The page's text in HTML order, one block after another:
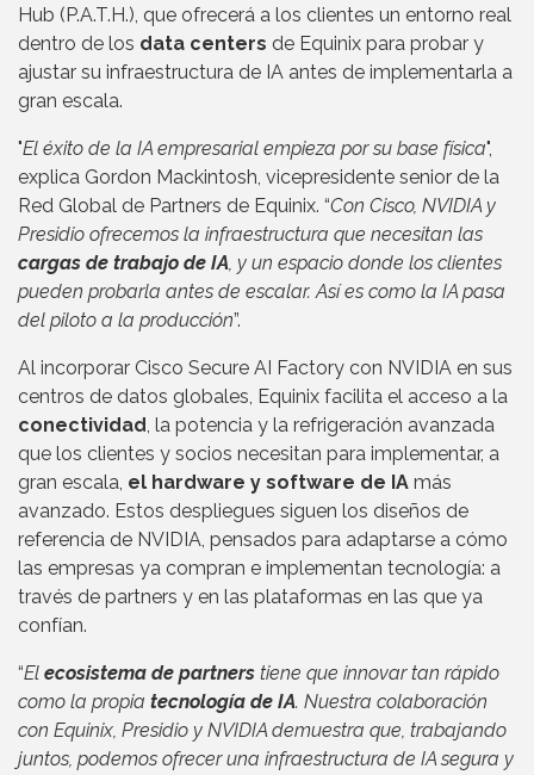
Hub (P.A.T.H.), que ofrecerá a los clientes un entorno real
dentro de los data centers de Equinix para probar y
ajustar su infraestructura de IA antes de implementarla a
gran escala.
"El éxito de la IA empresarial empieza por su base física",
explica Gordon Mackintosh, vicepresidente senior de la
Red Global de Partners de Equinix. “Con Cisco, NVIDIA y
Presidio ofrecemos la infraestructura que necesitan las
cargas de trabajo de IA, y un espacio donde los clientes
pueden probarla antes de escalar. Así es como la IA pasa
del piloto a la producción”.
Al incorporar Cisco Secure AI Factory con NVIDIA en sus
centros de datos globales, Equinix facilita el acceso a la
conectividad, la potencia y la refrigeración avanzada
que los clientes y socios necesitan para implementar, a
gran escala, el hardware y software de IA más
avanzado. Estos despliegues siguen los diseños de
referencia de NVIDIA, pensados para adaptarse a cómo
las empresas ya compran e implementan tecnología: a
través de partners y en las plataformas en las que ya
confían.
“El ecosistema de partners tiene que innovar tan rápido
como la propia tecnología de IA. Nuestra colaboración
con Equinix, Presidio y NVIDIA demuestra que, trabajando
juntos, podemos ofrecer una infraestructura de IA segura y